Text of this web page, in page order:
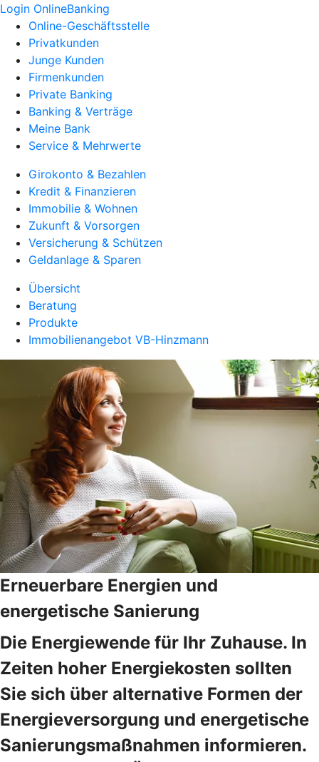
Login OnlineBanking
Online-Geschäftsstelle
Privatkunden
Junge Kunden
Firmenkunden
Private Banking
Banking & Verträge
Meine Bank
Service & Mehrwerte
Girokonto & Bezahlen
Kredit & Finanzieren
Immobilie & Wohnen
Zukunft & Vorsorgen
Versicherung & Schützen
Geldanlage & Sparen
Übersicht
Beratung
Produkte
Immobilienangebot VB-Hinzmann
Erneuerbare Energien und
energetische Sanierung
Die Energiewende für Ihr Zuhause. In
Zeiten hoher Energiekosten sollten
Sie sich über alternative Formen der
Energieversorgung und energetische
Sanierungsmaßnahmen informieren.